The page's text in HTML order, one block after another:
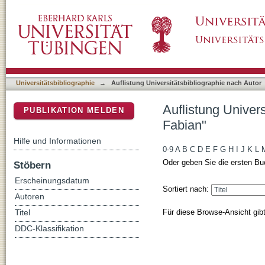
Universitätsbibliographie → Auflistung Universitätsbibliographie nach Autor
Auflistung
Fabian"
0-9 A B C D E F G H J K L
Oder geben Sie die ersten
Sortiert nach:
Für diese Browse-Ansicht
PUBLIKATION MELDEN
Hilfe und Informationen
Stöbern
Erscheinungsdatum
Autoren
Titel
DDC-Klassifikation